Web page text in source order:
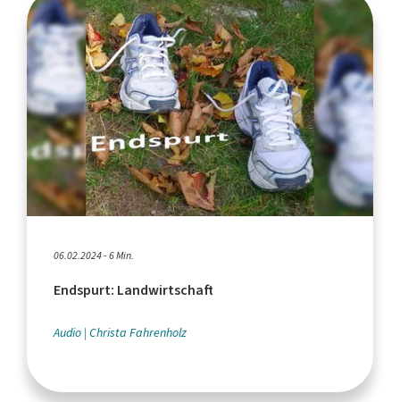
06.02.2024 - 6 Min.
Endspurt: Landwirtschaft
Audio Christa Fahrenholz